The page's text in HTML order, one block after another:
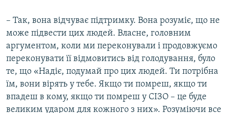
– Так, вона відчуває підтримку. Вона розуміє, що не
може підвести цих людей. Власне, головним
аргументом, коли ми переконували і продовжуємо
переконувати її відмовитись від голодування, було
те, що «Надіє, подумай про цих людей. Ти потрібна
їм, вони вірять у тебе. Якщо ти помреш, якщо ти
впадеш в кому, якщо ти помреш у СІЗО – це буде
великим ударом для кожного з них». Розуміючи все